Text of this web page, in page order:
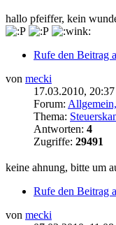
hallo pfeiffer, kein
Rufe den Beitrag
von mecki
17.03.2010, 20:37
Forum:
Thema:
Antworten: 4
Zugriffe: 29491
keine ahnung, bitte um
Rufe den Beitrag
von mecki